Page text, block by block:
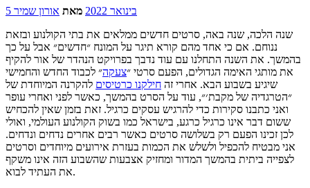
5 בינואר 2022 מאת אורון שמיר
שנה הלכה, שנה באה, סרטים חדשים ממלאים את בתי הקולנוע ובזאת
ננוחם. אם כי אחד מהם קורא תיגר על המונח ״חדשים״ אבל על כך
בהמשך. את השנה התחלנו עם עוד נדבך בפרויקט הנהדר של אור להקיף
את מותגי האימה הגדולים, הפעם סרטי ״צעקה״ לכבוד החדש והחמישי
שיגיע בשבוע הבא. אחרי זה חילקנו כרטיסים להקרנה המיוחדת של
״הטרגדיה של מקבת׳״, עוד על הסרט בהמשך, כאשר לפני ואחרי עופר
ואני כתבנו סקירות כדי להרגיש עסקים כרגיל. זאת בזמן שאין להכחיש
ששום דבר אינו כרגיל כרגע, בישראל כמו בשוק הקולנוע העולמי, ואולי
לכן זכינו הפעם רק בשלושה סרטים כאשר רבים אחרים נדחים ונדחים.
אני מבטיח להכפיל ולשלש את הכמות בעזרת אירועים מיוחדים וסרטים
לצפייה ביתית בהמשך המדור ומחזיק אצבעות שהשבוע הזה אינו משקף
את העתיד לבוא.